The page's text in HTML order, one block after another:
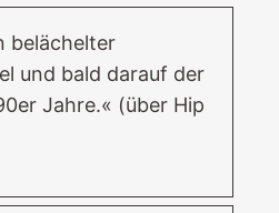
belächelter
und bald darauf der
Jahre.« (über Hip